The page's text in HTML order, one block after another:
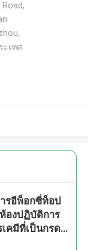
ะเทศ
รอีพ็อกซี่ท็อป
องปฏิบัติการ
คมีที่เป็นกรด